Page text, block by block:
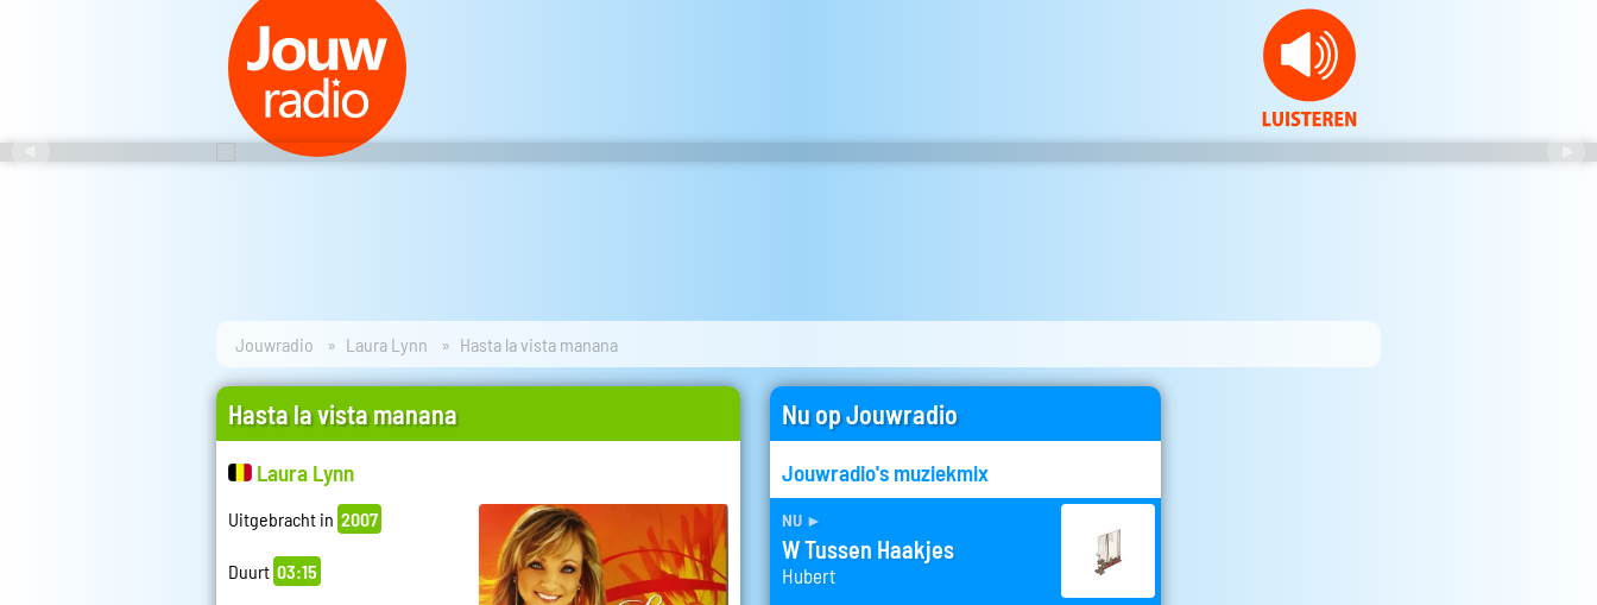
Jouwradio Laura Lynn Hasta la vista manana
Hasta la vista manana
Laura Lynn
Uitgebracht in 2007
Duurt 03:15
Nu op Jouwradio
Jouwradio's muziekmix
nu ►
W Tussen Haakjes
Hubert